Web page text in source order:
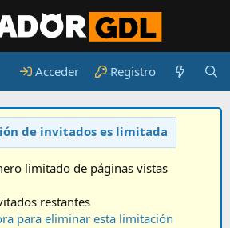
Acceder Registro
de invitados es limitada
limitado de páginas vistas
restantes
para eliminar esta limitación